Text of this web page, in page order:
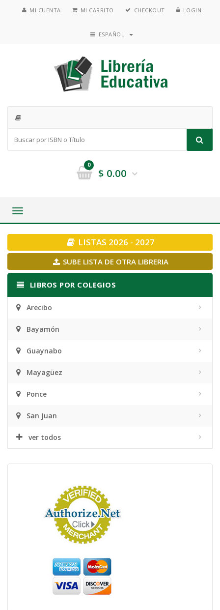
MI CUENTA MI CARRITO CHECKOUT LOGIN
ESPAÑOL
0
$ 0.00
Toggle
LISTAS 2026 - 2027
SUBE LISTA DE OTRA LIBRERIA
LIBROS POR COLEGIOS
Arecibo
Bayamón
Guaynabo
Mayagüez
Ponce
San Juan
ver todos